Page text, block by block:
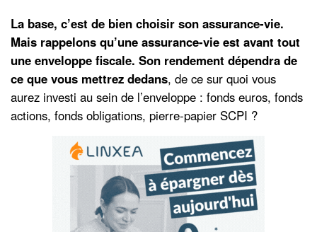
La base, c’est de bien choisir son assurance-vie.
Mais rappelons qu’une assurance-vie est avant tout
une enveloppe fiscale. Son rendement dépendra de
ce que vous mettrez dedans, de ce sur quoi vous
aurez investi au sein de l’enveloppe : fonds euros, fonds
actions, fonds obligations, pierre-papier SCPI ?